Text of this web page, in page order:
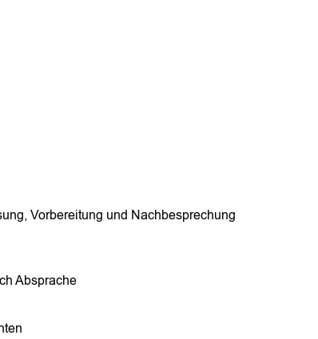
Vorbereitung und Nachbesprechung
Absprache